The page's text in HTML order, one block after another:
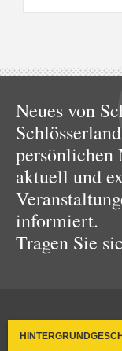
Neues von
aktuell und
informiert.
Tragen Sie